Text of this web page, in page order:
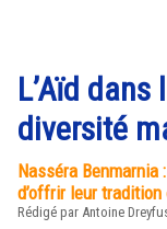
L’Aïd
diversité
Nasséra Benmarnia
d’offrir leur
Rédigé par Antoine